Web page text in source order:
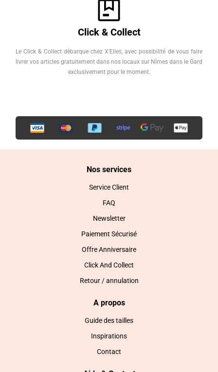
Click & Collect
Le Click & Collect débarque chez X'Elles, avec possibilité de vous faire
livrer vos articles gratuitement dans nos locaux sur Nîmes dans le Gard
exclusivement pour le moment.
Nos services
Service Client
FAQ
Newsletter
Paiement Sécurisé
Offre Anniversaire
Click And Collect
Retour / annulation
A propos
Guide des tailles
Inspirations
Contact